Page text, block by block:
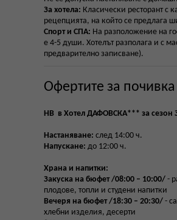
За хотела: Класически ресторант с
рецепцията, на който се предлага
Спорт и СПА: На разположение на
е 4-5 души. Хотелът разполага и с
предварително записване).
Офертите за
HB в Хотел ДАФОВСКА*** за сезон
Настаняване: след 14:00 ч.
Напускане: до 12:00 ч.
Храна и напитки:
Закуска на бюфет /08:00 – 10:00/ -
плодове, топли и студени напитки
Вечеря на бюфет /18:30 – 20:30/ -
хлебни изделия, десерти